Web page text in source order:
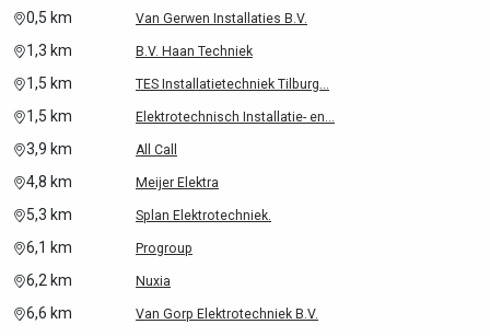
0,5 km Van Gerwen Installaties B.V.
1,3 km B.V. Haan Techniek
1,5 km TES Installatietechniek Tilburg...
1,5 km Elektrotechnisch Installatie- en...
3,9 km All Call
4,8 km Meijer Elektra
5,3 km Splan Elektrotechniek.
6,1 km Progroup
6,2 km Nuxia
6,6 km Van Gorp Elektrotechniek B.V.